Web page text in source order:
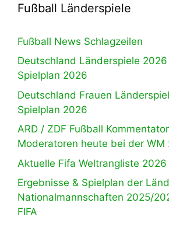
Fußball Länderspiele
Fußball News Schlagzeilen
Deutschland Länderspiele 2026
Spielplan 2026
Deutschland Frauen
Spielplan 2026
ARD / ZDF Fußball
Moderatoren heute bei der WM
Aktuelle Fifa Weltrangliste 2026
Ergebnisse & Spielplan der
Nationalmannschaften 2025/
FIFA